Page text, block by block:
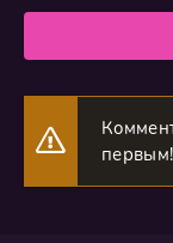
первым!